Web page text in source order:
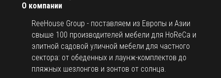
О компании
ReeHouse Group - поставляем из Европы и Азии
свыше 100 производителей мебели для HoReCa и
элитной садовой уличной мебели для частного
сектора: от обеденных и лаунж-комплектов до
пляжных шезлонгов и зонтов от солнца.